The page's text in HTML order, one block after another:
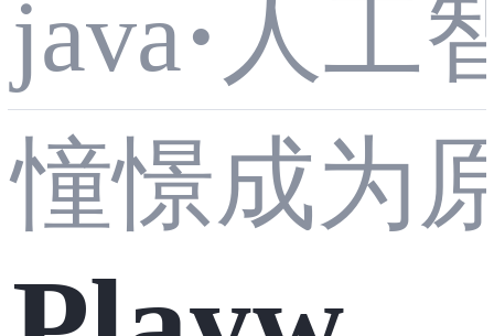
Bean 注
册方式
ing A
I：项目
AOP 实
现数据
能体】
Hermes
java· 人工
憧憬成为